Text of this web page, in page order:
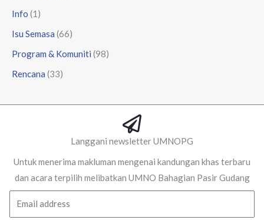
Info (1)
Isu Semasa (66)
Program & Komuniti (98)
Rencana (33)
Langgani newsletter UMNOPG
Untuk menerima makluman mengenai kandungan khas terbaru
dan acara terpilih melibatkan UMNO Bahagian Pasir Gudang